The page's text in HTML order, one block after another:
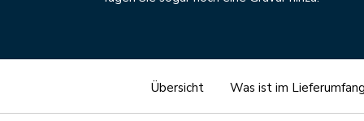
Übersicht Was ist im